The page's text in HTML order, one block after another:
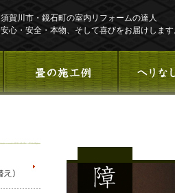
須賀川市・鏡石町の室内リフォームの達人
安心・安全・本物、そして喜びをお届けしま